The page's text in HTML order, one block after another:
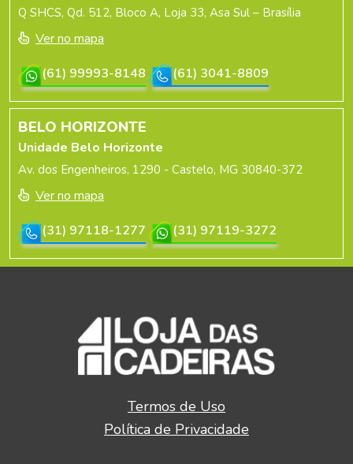
Q SHCS, Qd. 512, Bloco A, Loja 33, Asa Sul – Brasília
Ver no mapa
(61) 99993-8148
(61) 3041-8809
BELO HORIZONTE
Unidade Belo Horizonte
Av. dos Engenheiros, 1290 - Castelo, MG 30840-372
Ver no mapa
(31) 97118-1277
(31) 97119-3272
Termos de Uso
Política de Privacidade